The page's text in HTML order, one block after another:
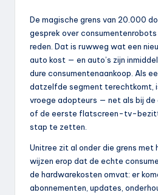
De magische grens van 20.000
gesprek over
reden. Dat is ruwweg wat een
auto kost — en auto’s zijn
dure consumentenaankoop. Als
datzelfde segment terechtkomt,
vroege adopteurs — net als bij
of de eerste flatscreen-tv-
stap te zetten.
Unitree zit al onder die grens met
wijzen erop dat de echte
de hardwarekosten omvat: er
abonnementen, updates,